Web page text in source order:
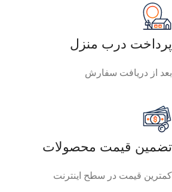
پرداخت درب منزل
بعد از دریافت سفارش
تضمین قیمت محصولات
کمترین قیمت در سطح اینترنت